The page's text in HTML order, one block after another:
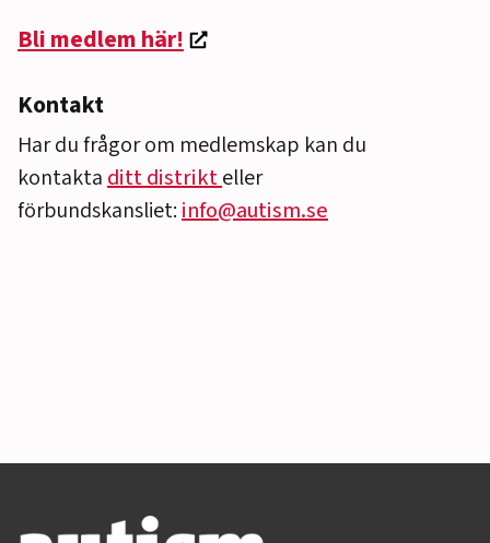
Bli medlem här!
Kontakt
Har du frågor om medlemskap kan du
kontaktaditt distrikteller
förbundskansliet:info@autism.se